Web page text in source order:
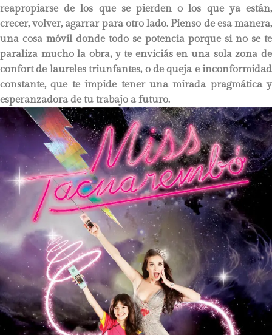
reapropiarse de los que se pierden o los que ya están,
crecer, volver, agarrar para otro lado. Pienso de esa manera,
una cosa móvil donde todo se potencia porque si no se te
paraliza mucho la obra, y te enviciás en una sola zona de
confort de laureles triunfantes, o de queja e inconformidad
constante, que te impide tener una mirada pragmática y
esperanzadora de tu trabajo a futuro.